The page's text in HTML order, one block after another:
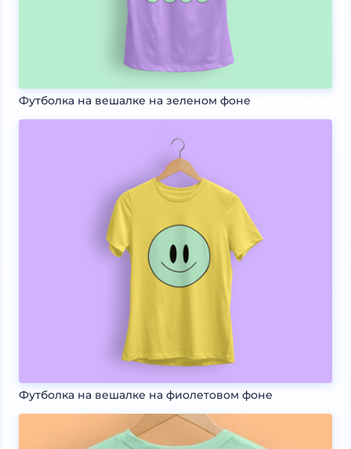
Футболка на вешалке на зеленом фоне
Футболка на вешалке на фиолетовом фоне